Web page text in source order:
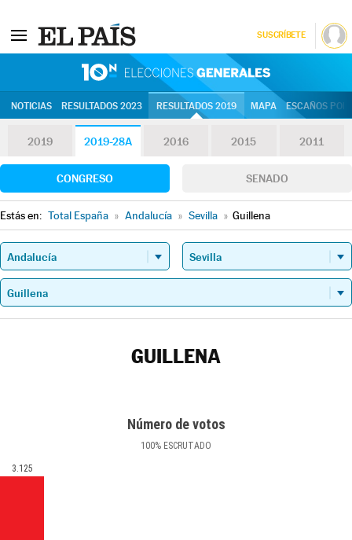
SUSCRÍBETE
NOTICIAS RESULTADOS 2023 RESULTADOS 2019 MAPA ESCAÑOS
2019 2019-28A 2016 2015 2011
CONGRESO SENADO
Estás en: Total España » Andalucía » Sevilla » Guillena
GUILLENA
Número de votos
100% ESCRUTADO
3.125